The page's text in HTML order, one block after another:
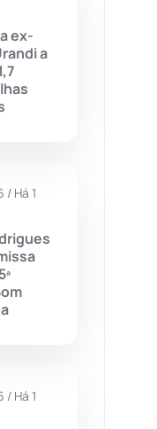
(430)
(391)
ex-
a
/ Há 1
/ Há 1